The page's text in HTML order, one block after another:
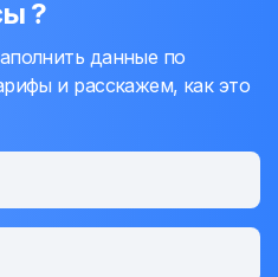
?
данные по
и расскажем, как это